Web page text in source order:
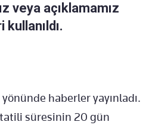
veya açıklamamız
haberler yayınladı.
süresinin 20 gün